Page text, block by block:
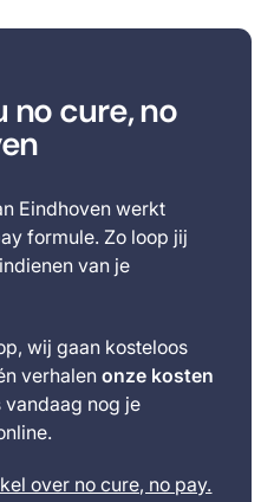
no cure, no
Eindhoven werkt
formule. Zo loop jij
van je
wij gaan kosteloos
verhalenonze kosten
vandaag nog je
over no cure, no pay.